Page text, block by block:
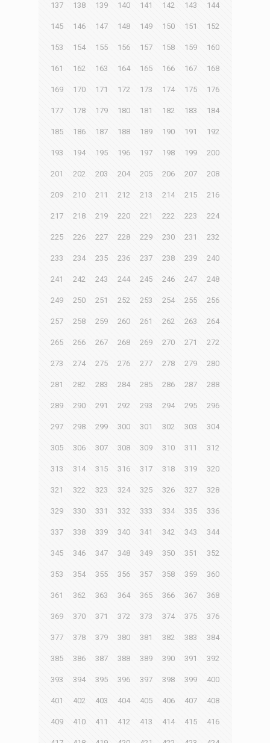
137 138 139 140 141 142 143 144
145 146 147 148 149 150 151 152
153 154 155 156 157 158 159 160
161 162 163 164 165 166 167 168
169 170 171 172 173 174 175 176
177 178 179 180 181 182 183 184
185 186 187 188 189 190 191 192
193 194 195 196 197 198 199 200
201 202 203 204 205 206 207 208
209 210 211 212 213 214 215 216
217 218 219 220 221 222 223 224
225 226 227 228 229 230 231 232
233 234 235 236 237 238 239 240
241 242 243 244 245 246 247 248
249 250 251 252 253 254 255 256
257 258 259 260 261 262 263 264
265 266 267 268 269 270 271 272
273 274 275 276 277 278 279 280
281 282 283 284 285 286 287 288
289 290 291 292 293 294 295 296
297 298 299 300 301 302 303 304
305 306 307 308 309 310 311 312
313 314 315 316 317 318 319 320
321 322 323 324 325 326 327 328
329 330 331 332 333 334 335 336
337 338 339 340 341 342 343 344
345 346 347 348 349 350 351 352
353 354 355 356 357 358 359 360
361 362 363 364 365 366 367 368
369 370 371 372 373 374 375 376
377 378 379 380 381 382 383 384
385 386 387 388 389 390 391 392
393 394 395 396 397 398 399 400
401 402 403 404 405 406 407 408
409 410 411 412 413 414 415 416